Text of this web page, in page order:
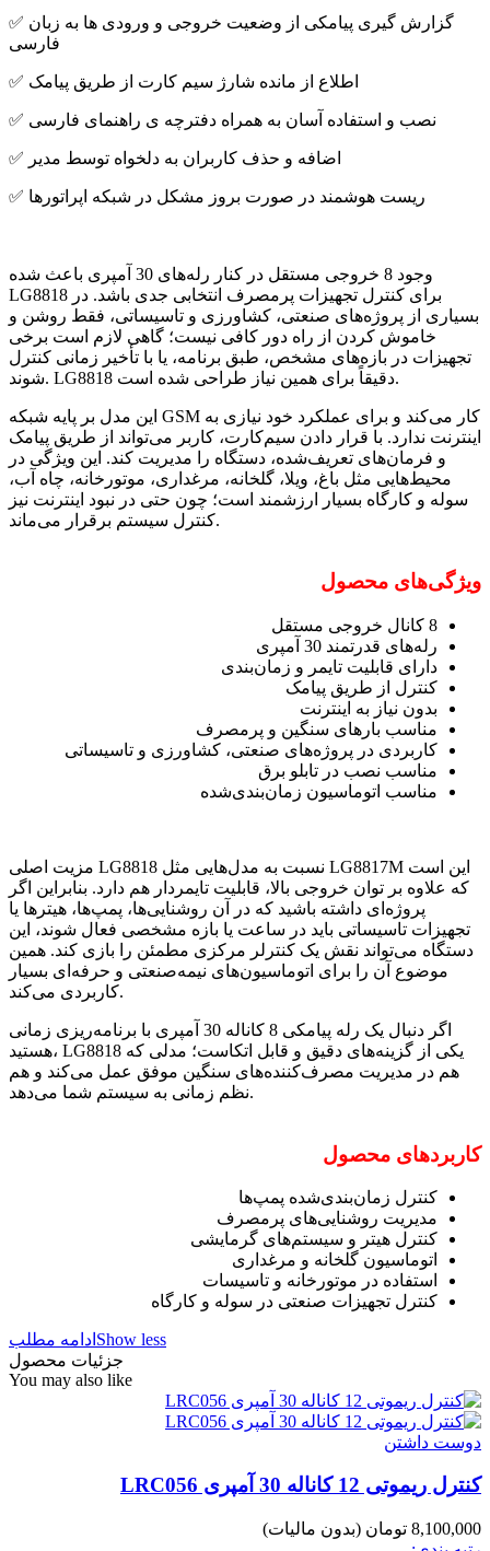
✅ گزارش گیری پیامکی از وضعیت خروجی و ورودی ها به زبان
فارسی
✅ اطلاع از مانده شارژ سیم کارت از طریق پیامک
✅ نصب و استفاده آسان به همراه دفترچه ی راهنمای فارسی
✅ اضافه و حذف کاربران به دلخواه توسط مدیر
✅ ریست هوشمند در صورت بروز مشکل در شبکه اپراتورها
وجود 8 خروجی مستقل در کنار رله‌های 30 آمپری باعث شده
LG8818 برای کنترل تجهیزات پرمصرف انتخابی جدی باشد. در
بسیاری از پروژه‌های صنعتی، کشاورزی و تاسیساتی، فقط روشن و
خاموش کردن از راه دور کافی نیست؛ گاهی لازم است برخی
تجهیزات در بازه‌های مشخص، طبق برنامه، یا با تأخیر زمانی کنترل
شوند. LG8818 دقیقاً برای همین نیاز طراحی شده است.
این مدل بر پایه شبکه GSM کار می‌کند و برای عملکرد خود نیازی به
اینترنت ندارد. با قرار دادن سیم‌کارت، کاربر می‌تواند از طریق پیامک
و فرمان‌های تعریف‌شده، دستگاه را مدیریت کند. این ویژگی در
محیط‌هایی مثل باغ، ویلا، گلخانه، مرغداری، موتورخانه، چاه آب،
سوله و کارگاه بسیار ارزشمند است؛ چون حتی در نبود اینترنت نیز
کنترل سیستم برقرار می‌ماند.
ویژگی‌های محصول
8 کانال خروجی مستقل
رله‌های قدرتمند 30 آمپری
دارای قابلیت تایمر و زمان‌بندی
کنترل از طریق پیامک
بدون نیاز به اینترنت
مناسب بارهای سنگین و پرمصرف
کاربردی در پروژه‌های صنعتی، کشاورزی و تاسیساتی
مناسب نصب در تابلو برق
مناسب اتوماسیون زمان‌بندی‌شده
مزیت اصلی LG8818 نسبت به مدل‌هایی مثل LG8817M این است
که علاوه بر توان خروجی بالا، قابلیت تایمردار هم دارد. بنابراین اگر
پروژه‌ای داشته باشید که در آن روشنایی‌ها، پمپ‌ها، هیترها یا
تجهیزات تاسیساتی باید در ساعت یا بازه مشخصی فعال شوند، این
دستگاه می‌تواند نقش یک کنترلر مرکزی مطمئن را بازی کند. همین
موضوع آن را برای اتوماسیون‌های نیمه‌صنعتی و حرفه‌ای بسیار
کاربردی می‌کند.
اگر دنبال یک رله پیامکی 8 کاناله 30 آمپری با برنامه‌ریزی زمانی
هستید، LG8818 یکی از گزینه‌های دقیق و قابل اتکاست؛ مدلی که
هم در مدیریت مصرف‌کننده‌های سنگین موفق عمل می‌کند و هم
نظم زمانی به سیستم شما می‌دهد.
کاربردهای محصول
کنترل زمان‌بندی‌شده پمپ‌ها
مدیریت روشنایی‌های پرمصرف
کنترل هیتر و سیستم‌های گرمایشی
اتوماسیون گلخانه و مرغداری
استفاده در موتورخانه و تاسیسات
کنترل تجهیزات صنعتی در سوله و کارگاه
ادامه مطلب Show less
جزئیات محصول
You may also like
دوست داشتن
کنترل ریموتی 12 کاناله 30 آمپری LRC056
8,100,000 تومان
(بدون مالیات)